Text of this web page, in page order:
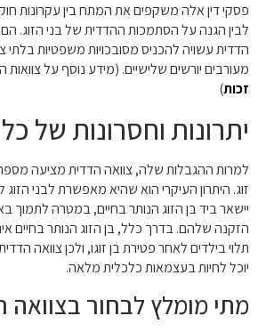
פסקי דין אלה משקפים את המתח בין עקרונות
לבין הגנה על הסתמכות ההדדית של בני הזוג.
הדדית עשויה להכניס מסובכויות משפטיות בלתי
מעורבים יורשים שלישיים. (מידע נוסף על צוואות
זכות)
יתרונות וחסרונות של
למרות ההגבלות שלה, צוואה הדדית מציעה מספר
זוג. היתרון העיקרי הוא שהיא מאפשרת לבני
יישאר ביד בן הזוג הנותר בחיים, במטרה לתמוך
הזקנה שלהם. בדרך כלל, בן הזוג הנותר בחיים
תלוי בילדים לאחר פטירת בן זוגו, ולכן צוואה
יוכל לחיות בעצמאות כלכלית מלאה.
מתי מומלץ לבחור בצוואה